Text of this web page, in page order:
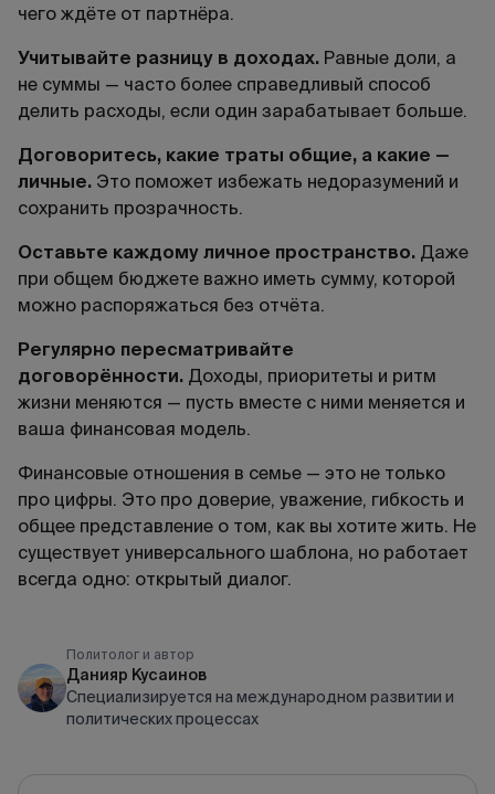
чего ждёте от партнёра.
Учитывайте разницу в доходах. Равные доли, а
не суммы — часто более справедливый способ
делить расходы, если один зарабатывает больше.
Договоритесь, какие траты общие, а какие —
личные. Это поможет избежать недоразумений и
сохранить прозрачность.
Оставьте каждому личное пространство. Даже
при общем бюджете важно иметь сумму, которой
можно распоряжаться без отчёта.
Регулярно пересматривайте
договорённости. Доходы, приоритеты и ритм
жизни меняются — пусть вместе с ними меняется и
ваша финансовая модель.
Финансовые отношения в семье — это не только
про цифры. Это про доверие, уважение, гибкость и
общее представление о том, как вы хотите жить. Не
существует универсального шаблона, но работает
всегда одно: открытый диалог.
Политолог и автор
Данияр Кусаинов
Cпециализируется на международном развитии и
политических процессах